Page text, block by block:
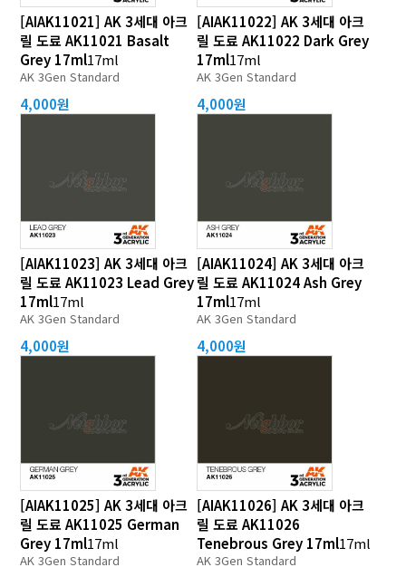
[AIAK11021] AK 3세대 아크
릴 도료 AK11021 Basalt
Grey 17ml17ml
AK 3Gen Standard
4,000원
[AIAK11022] AK 3세대 아크
릴 도료 AK11022 Dark Grey
17ml17ml
AK 3Gen Standard
4,000원
[AIAK11023] AK 3세대 아크
릴 도료 AK11023 Lead Grey
17ml17ml
AK 3Gen Standard
4,000원
[AIAK11024] AK 3세대 아크
릴 도료 AK11024 Ash Grey
17ml17ml
AK 3Gen Standard
4,000원
[AIAK11025] AK 3세대 아크
릴 도료 AK11025 German
Grey 17ml17ml
AK 3Gen Standard
[AIAK11026] AK 3세대 아크
릴 도료 AK11026
Tenebrous Grey 17ml17ml
AK 3Gen Standard